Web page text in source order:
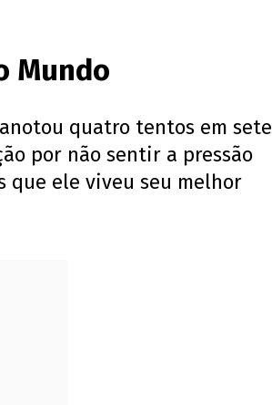
Mundo
quatro tentos em sete
por não sentir a pressão
que ele viveu seu melhor